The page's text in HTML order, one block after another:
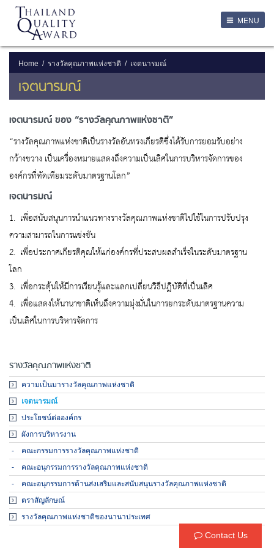
MENU
Home รางวัลคุณภาพแห่งชาติ เจตนารมณ์
เจตนารมณ์
เจตนารมณ์ ของ “รางวัลคุณภาพแห่งชาติ”
“รางวัลคุณภาพแห่งชาติเป็นรางวัลอันทรงเกียรติซึ่งได้รับการยอมรับอย่าง
กว้างขวาง เป็นเครื่องหมายแสดงถึงความเป็นเลิศในการบริหารจัดการของ
องค์กรที่ทัดเทียมระดับมาตรฐานโลก”
เจตนารมณ์
1. เพื่อสนับสนุนการนำแนวทางรางวัลคุณภาพแห่งชาติไปใช้ในการปรับปรุง
ความสามารถในการแข่งขัน
2. เพื่อประกาศเกียรติคุณให้แก่องค์กรที่ประสบผลสำเร็จในระดับมาตรฐาน
โลก
3. เพื่อกระตุ้นให้มีการเรียนรู้และแลกเปลี่ยนวิธีปฏิบัติที่เป็นเลิศ
4. เพื่อแสดงให้นานาชาติเห็นถึงความมุ่งมั่นในการยกระดับมาตรฐานความ
เป็นเลิศในการบริหารจัดการ
รางวัลคุณภาพแห่งชาติ
ความเป็นมารางวัลคุณภาพแห่งชาติ
เจตนารมณ์
ประโยชน์ต่อองค์กร
ผังการบริหารงาน
คณะกรรมการรางวัลคุณภาพแห่งชาติ
คณะอนุกรรมการรางวัลคุณภาพแห่งชาติ
คณะอนุกรรมการด้านส่งเสริมและสนับสนุนรางวัลคุณภาพแห่งชาติ
ตราสัญลักษณ์
รางวัลคุณภาพแห่งชาติของนานาประเทศ
Contact Us
Username